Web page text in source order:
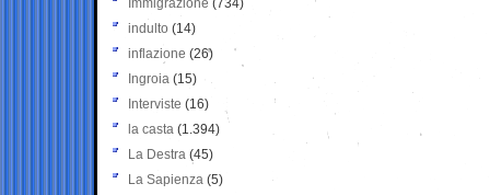
Immigrazione (734)
indulto (14)
inflazione (26)
Ingroia (15)
Interviste (16)
la casta (1.394)
La Destra (45)
La Sapienza (5)